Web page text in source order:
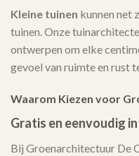
Kleine tuinen kunnen net
tuinen. Onze
ontwerpen om elke
gevoel van ruimte en rust
Waarom Kiezen voor
Gratis en eenvoudig
Bij Groenarchitectuur De